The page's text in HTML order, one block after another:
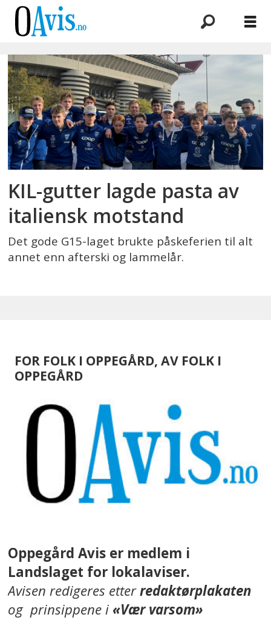
Emne:
kolbotn
gutter
15
KIL-gutter lagde pasta av
italiensk motstand
Det gode G15-laget brukte påskeferien til alt
annet enn afterski og lammelår.
FOR FOLK I OPPEGÅRD, AV FOLK I
OPPEGÅRD
Oppegård Avis er medlem i
Landslaget for lokalaviser.
Avisen redigeres etterredaktørplakaten
og prinsippene i«Vær varsom»